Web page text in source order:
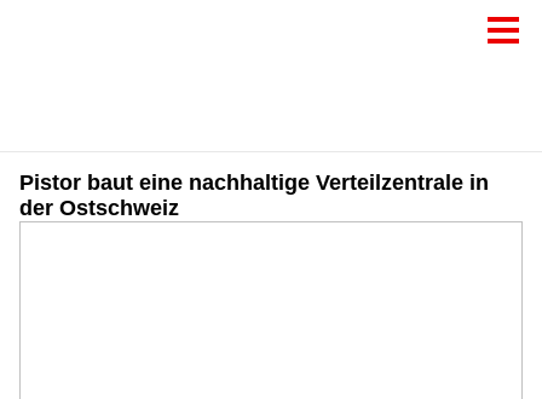
Pistor baut eine nachhaltige Verteilzentrale in
der Ostschweiz